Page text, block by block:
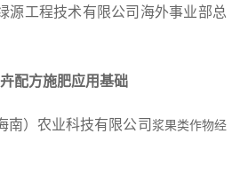
源工程技术有限公司海外事业部总
配方施肥应用基础
南）农业科技有限公司 浆果类作物经